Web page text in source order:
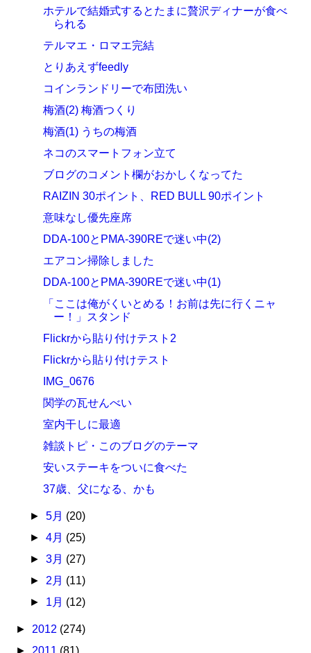
ホテルで結婚式するとたまに贅沢ディナーが食べ
られる
テルマエ・ロマエ完結
とりあえずfeedly
コインランドリーで布団洗い
梅酒(2) 梅酒つくり
梅酒(1) うちの梅酒
ネコのスマートフォン立て
ブログのコメント欄がおかしくなってた
RAIZIN 30ポイント、RED BULL 90ポイント
意味なし優先座席
DDA-100とPMA-390REで迷い中(2)
エアコン掃除しました
DDA-100とPMA-390REで迷い中(1)
「ここは俺がくいとめる！お前は先に行くニャ
ー！」スタンド
Flickrから貼り付けテスト2
Flickrから貼り付けテスト
IMG_0676
関学の瓦せんべい
室内干しに最適
雑談トピ・このブログのテーマ
安いステーキをついに食べた
37歳、父になる、かも
► 5月 (20)
► 4月 (25)
► 3月 (27)
► 2月 (11)
► 1月 (12)
► 2012 (274)
► 2011 (81)